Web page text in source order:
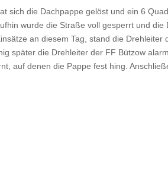
sich die Dachpappe gelöst und ein 6
wurde die Straße voll gesperrt und die
an diesem Tag, stand die Drehleiter
später die Drehleiter der FF Bützow
auf denen die Pappe fest hing.